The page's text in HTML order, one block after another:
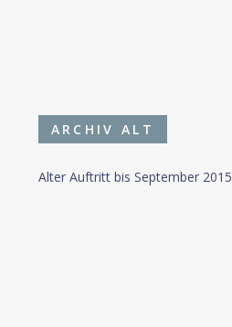
ARCHIV ALT
Alter Auftritt bis September 2015